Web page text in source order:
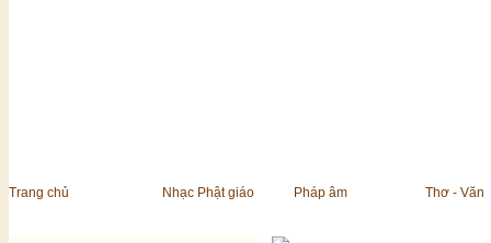
Trang chủ Nhạc Phật giáo Pháp âm Thơ - Văn